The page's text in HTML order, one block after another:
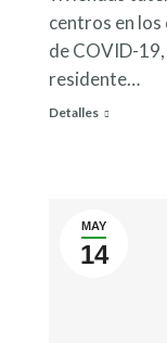
centros en los
de COVID-19,
residente…
Detalles
MAY
14